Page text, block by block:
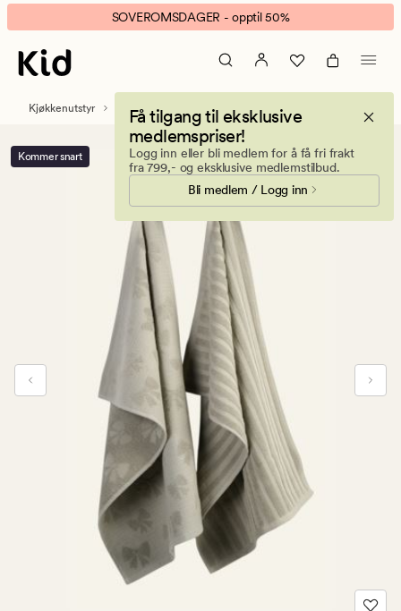
Bow
2pk
kjøkkenhåndkle
grønn
banner.
Klikk
ESCAPE
pause.
SOVEROMSDAGER - opptil 50%
Få tilgang til eksklusive
medlemspriser!
Logg inn eller bli medlem for å få fri frakt
fra 799,- og eksklusive medlemstilbud.
Bli medlem / Logg inn
Kjøkkenutstyr Kjøkkenhåndklær
Kommer snart